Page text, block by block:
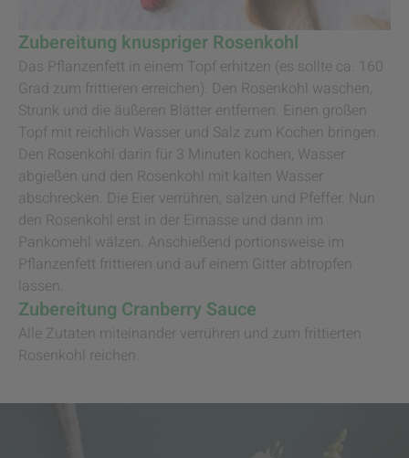
Zubereitung knuspriger Rosenkohl
Das Pflanzenfett in einem Topf erhitzen (es sollte ca. 160
Grad zum frittieren erreichen). Den Rosenkohl waschen,
Strunk und die äußeren Blätter entfernen. Einen großen
Topf mit reichlich Wasser und Salz zum Kochen bringen.
Den Rosenkohl darin für 3 Minuten kochen, Wasser
abgießen und den Rosenkohl mit kalten Wasser
abschrecken. Die Eier verrühren, salzen und Pfeffer. Nun
den Rosenkohl erst in der Eimasse und dann im
Pankomehl wälzen. Anschießend portionsweise im
Pflanzenfett frittieren und auf einem Gitter abtropfen
lassen.
Zubereitung Cranberry Sauce
Alle Zutaten miteinander verrühren und zum frittierten
Rosenkohl reichen.